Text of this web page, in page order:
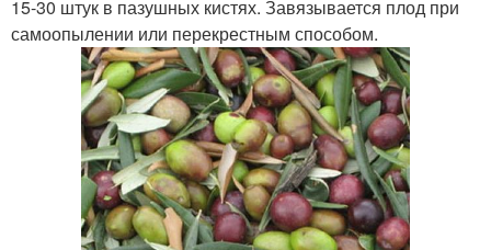
15-30 штук в пазушных кистях. Завязывается плод при
самоопылении или перекрестным способом.